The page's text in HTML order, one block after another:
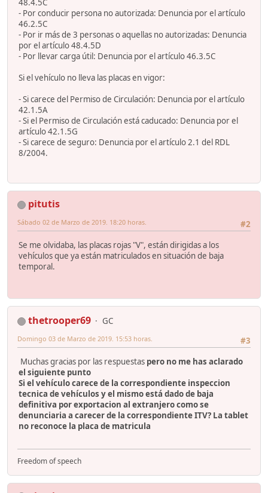
48.4.5C
- Por conducir persona no autorizada: Denuncia por el artículo
46.2.5C
- Por ir más de 3 personas o aquellas no autorizadas: Denuncia
por el artículo 48.4.5D
- Por llevar carga útil: Denuncia por el artículo 46.3.5C
Si el vehículo no lleva las placas en vigor:
- Si carece del Permiso de Circulación: Denuncia por el artículo
42.1.5A
- Si el Permiso de Circulación está caducado: Denuncia por el
artículo 42.1.5G
- Si carece de seguro: Denuncia por el artículo 2.1 del RDL
8/2004.
pitutis
#2
Sábado 02 de Marzo de 2019. 18:20 horas.
Se me olvidaba, las placas rojas "V", están dirigidas a los
vehículos que ya están matriculados en situación de baja
temporal.
thetrooper69
GC
#3
Domingo 03 de Marzo de 2019. 15:53 horas.
Muchas gracias por las respuestas pero no me has aclarado
el siguiente punto
Si el vehículo carece de la correspondiente inspeccion
tecnica de vehículos y el mismo está dado de baja
definitiva por exportacion al extranjero como se
denunciaria a carecer de la correspondiente ITV? La tablet
no reconoce la placa de matricula
Freedom of speech